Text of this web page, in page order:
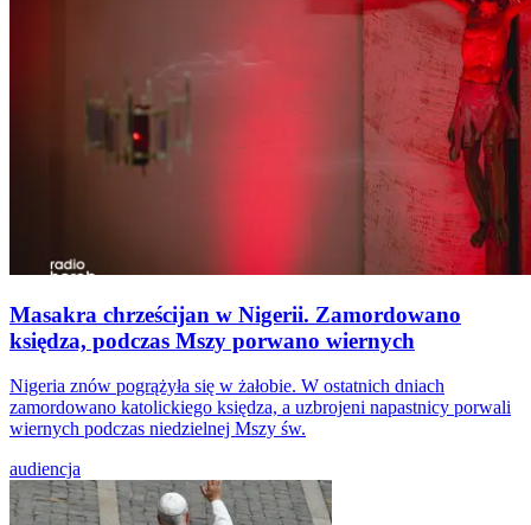
Masakra chrześcijan w Nigerii. Zamordowano
księdza, podczas Mszy porwano wiernych
Nigeria znów pogrążyła się w żałobie. W ostatnich dniach
zamordowano katolickiego księdza, a uzbrojeni napastnicy porwali
wiernych podczas niedzielnej Mszy św.
audiencja